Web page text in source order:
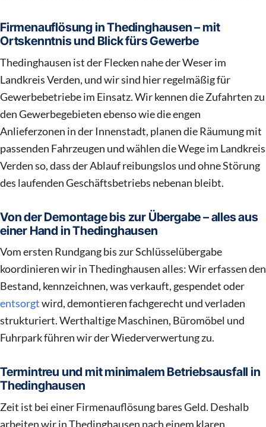
Firmenauflösung in Thedinghausen – mit
Ortskenntnis und Blick fürs Gewerbe
Thedinghausen ist der Flecken nahe der Weser im
Landkreis Verden, und wir sind hier regelmäßig für
Gewerbebetriebe im Einsatz. Wir kennen die Zufahrten zu
den Gewerbegebieten ebenso wie die engen
Anlieferzonen in der Innenstadt, planen die Räumung mit
passenden Fahrzeugen und wählen die Wege im Landkreis
Verden so, dass der Ablauf reibungslos und ohne Störung
des laufenden Geschäftsbetriebs nebenan bleibt.
Von der Demontage bis zur Übergabe – alles aus
einer Hand in Thedinghausen
Vom ersten Rundgang bis zur Schlüsselübergabe
koordinieren wir in Thedinghausen alles: Wir erfassen den
Bestand, kennzeichnen, was verkauft, gespendet oder
entsorgtwird, demontieren fachgerecht und verladen
strukturiert. Werthaltige Maschinen, Büromöbel und
Fuhrpark führen wir der Wiederverwertung zu.
Termintreu und mit minimalem Betriebsausfall in
Thedinghausen
Zeit ist bei einer Firmenauflösung bares Geld. Deshalb
arbeiten wir in Thedinghausen nach einem klaren